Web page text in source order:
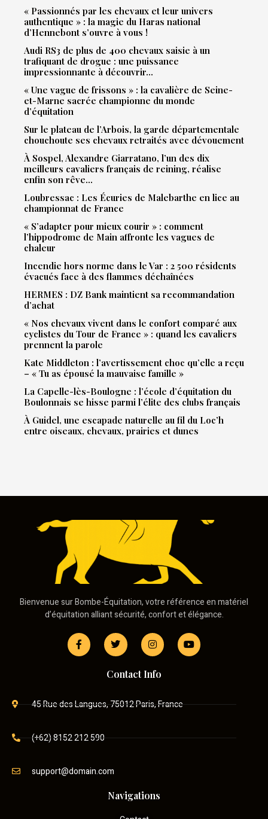
« Passionnés par les chevaux et leur univers
authentique » : la magie du Haras national
d’Hennebont s’ouvre à vous !
Audi RS3 de plus de 400 chevaux saisie à un
trafiquant de drogue : une puissance
impressionnante à découvrir…
« Une vague de frissons » : la cavalière de Seine-
et-Marne sacrée championne du monde
d’équitation
Sur le plateau de l’Arbois, la garde départementale
chouchoute ses chevaux retraités avec dévouement
À Sospel, Alexandre Giarratano, l’un des dix
meilleurs cavaliers français de reining, réalise
enfin son rêve…
Loubressac : Les Écuries de Malebarthe en lice au
championnat de France
« S’adapter pour mieux courir » : comment
l’hippodrome de Main affronte les vagues de
chaleur
Incendie hors norme dans le Var : 2 500 résidents
évacués face à des flammes déchaînées
HERMES : DZ Bank maintient sa recommandation
d’achat
« Nos chevaux vivent dans le confort comparé aux
cyclistes du Tour de France » : quand les cavaliers
prennent la parole
Kate Middleton : l’avertissement choc qu’elle a reçu
– « Tu as épousé la mauvaise famille »
La Capelle-lès-Boulogne : l’école d’équitation du
Boulonnais se hisse parmi l’élite des clubs français
À Guidel, une escapade naturelle au fil du Loc’h
entre oiseaux, chevaux, prairies et dunes
Bienvenue sur Bombe-Équitation, votre référence en matériel
d’équitation alliant sécurité, confort et élégance.
Contact Info
45 Rue des Langues, 75012 Paris, France
(+62) 8152 212 590
support@domain.com
Navigations